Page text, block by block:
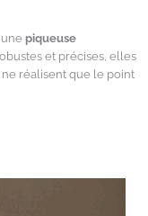
piqueuse
et précises, elles
réalisent que le point